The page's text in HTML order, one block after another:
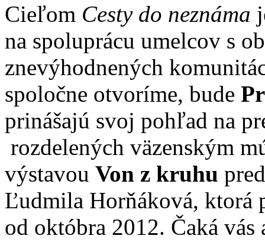
Cieľom Cesty do neznáma
na spoluprácu umelcov s
znevýhodnených
spoločne otvoríme, bude
prinášajú svoj pohľad na
rozdelených väzenským
výstavou Von z kruhu
Ľudmila Horňáková, ktorá
od októbra 2012. Čaká vás